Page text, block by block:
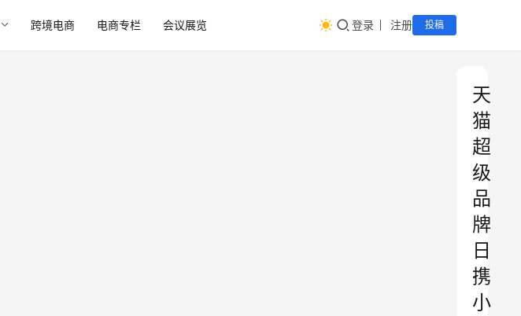
跨境电商 电商专栏 会议展览 登录 注册 投稿
天
猫
超
级
品
牌
日
携
小